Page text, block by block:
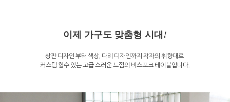
이제 가구도 맞춤형 시대 !
상판 디자인 부터 색상, 다리 디자인까지 각자의 취향대로
커스텀 할수 있는 고급 스러운 느낌의 비스포크 테이블입니다.